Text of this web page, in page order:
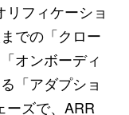
リフィケーショ
での「クロー
オンボーディ
「アダプショ
ーズで、ARR